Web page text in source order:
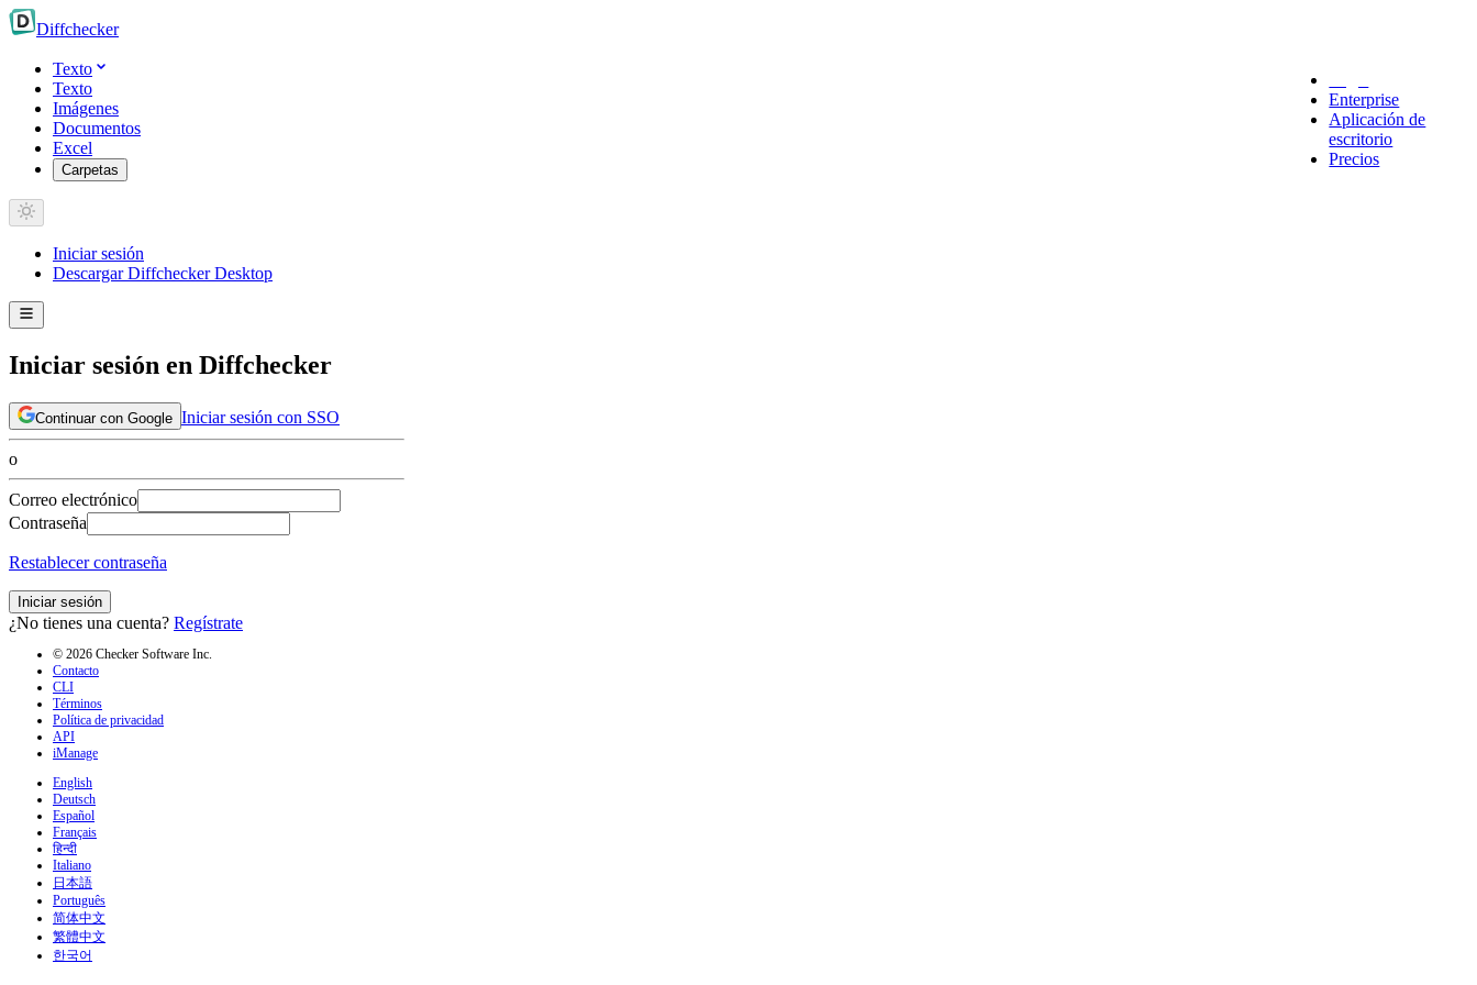
Diffchecker
Texto
Texto
Imágenes
Documentos
Excel
Carpetas
Enterprise
Aplicación de
escritorio
Precios
Iniciar sesión
Descargar Diffchecker Desktop
Iniciar sesión en Diffchecker
Continuar con Google Iniciar sesión con SSO
o
Correo electrónico
Contraseña
Restablecer contraseña
Iniciar sesión
¿No tienes una cuenta? Regístrate
© 2026 Checker Software Inc.
Contacto
CLI
Términos
Política de privacidad
API
iManage
English
Deutsch
Español
Français
हिन्दी
Italiano
日本語
Português
简体中文
繁體中文
한국어